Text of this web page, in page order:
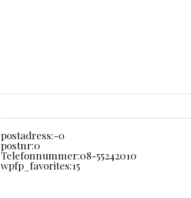
postadress:-0
postnr:0
Telefonnummer:08-55242010
wpfp_favorites:15